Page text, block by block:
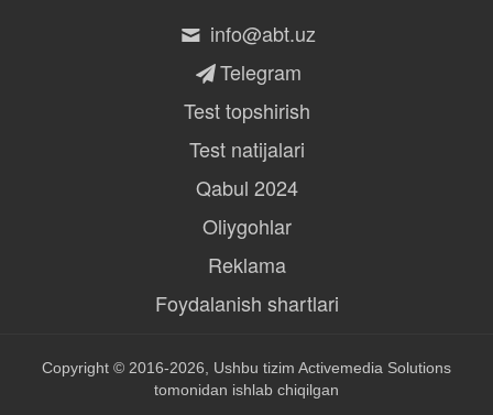
info@abt.uz
Telegram
Test topshirish
Test natijalari
Qabul 2024
Oliygohlar
Reklama
Foydalanish shartlari
Copyright © 2016-2026, Ushbu tizim Activemedia Solutions
tomonidan ishlab chiqilgan